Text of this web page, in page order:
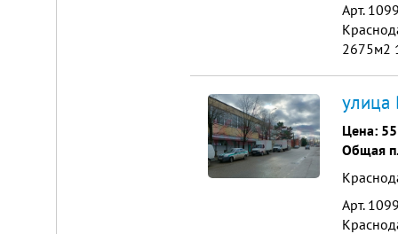
Арт.
2675м2
улица
Цена:
Общая
Арт.